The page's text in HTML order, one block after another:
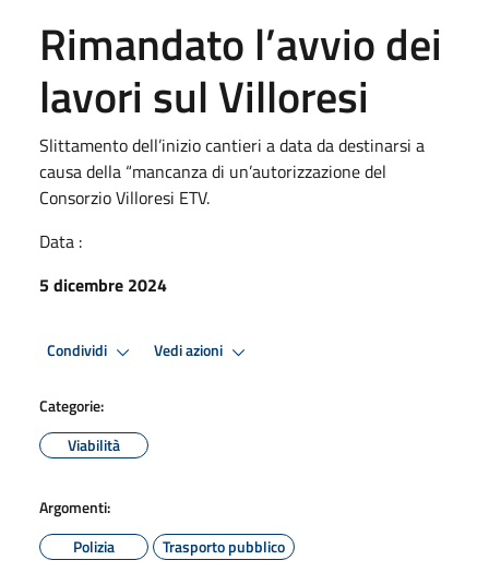
Rimandato l’avvio dei
lavori sul Villoresi
Slittamento dell’inizio cantieri a data da destinarsi a
causa della “mancanza di un’autorizzazione del
Consorzio Villoresi ETV.
Data :
5 dicembre 2024
Condividi Vedi azioni
Categorie:
Viabilità
Argomenti:
Polizia
Trasporto pubblico